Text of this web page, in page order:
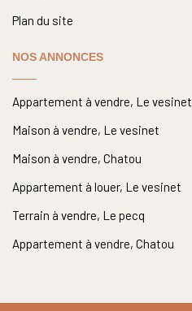
Plan du site
NOS ANNONCES
Appartement à vendre, Le vesinet
Maison à vendre, Le vesinet
Maison à vendre, Chatou
Appartement à louer, Le vesinet
Terrain à vendre, Le pecq
Appartement à vendre, Chatou